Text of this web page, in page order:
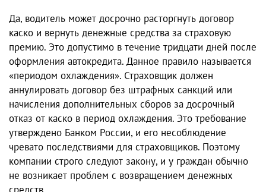
Да, водитель может досрочно расторгнуть договор
каско и вернуть денежные средства за страховую
премию. Это допустимо в течение тридцати дней после
оформления автокредита. Данное правило называется
«периодом охлаждения». Страховщик должен
аннулировать договор без штрафных санкций или
начисления дополнительных сборов за досрочный
отказ от каско в период охлаждения. Это требование
утверждено Банком России, и его несоблюдение
чревато последствиями для страховщиков. Поэтому
компании строго следуют закону, и у граждан обычно
не возникает проблем с возвращением денежных